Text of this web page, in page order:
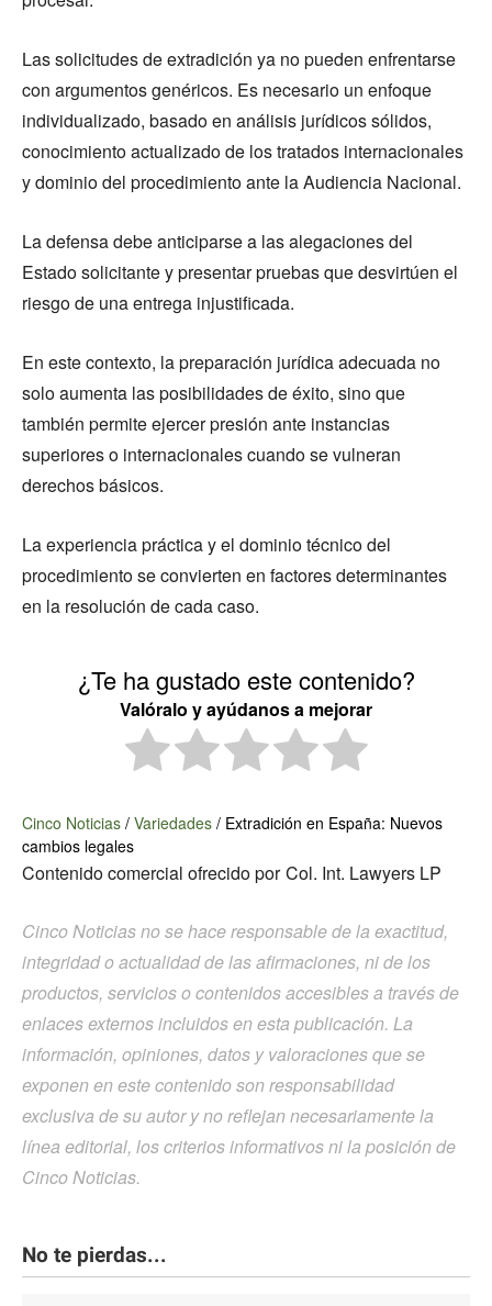
Las solicitudes de extradición ya no pueden enfrentarse
con argumentos genéricos. Es necesario un enfoque
individualizado, basado en análisis jurídicos sólidos,
conocimiento actualizado de los tratados internacionales
y dominio del procedimiento ante la Audiencia Nacional.
La defensa debe anticiparse a las alegaciones del
Estado solicitante y presentar pruebas que desvirtúen el
riesgo de una entrega injustificada.
En este contexto, la preparación jurídica adecuada no
solo aumenta las posibilidades de éxito, sino que
también permite ejercer presión ante instancias
superiores o internacionales cuando se vulneran
derechos básicos.
La experiencia práctica y el dominio técnico del
procedimiento se convierten en factores determinantes
en la resolución de cada caso.
¿Te ha gustado este contenido?
Valóralo y ayúdanos a mejorar
Cinco Noticias / Variedades / Extradición en España: Nuevos
cambios legales
Contenido comercial ofrecido por Col. Int. Lawyers LP
Cinco Noticias no se hace responsable de la exactitud,
integridad o actualidad de las afirmaciones, ni de los
productos, servicios o contenidos accesibles a través de
enlaces externos incluidos en esta publicación. La
información, opiniones, datos y valoraciones que se
exponen en este contenido son responsabilidad
exclusiva de su autor y no reflejan necesariamente la
línea editorial, los criterios informativos ni la posición de
Cinco Noticias.
No te pierdas...